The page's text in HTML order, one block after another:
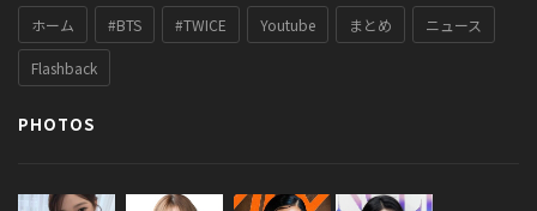
ホーム #BTS #TWICE Youtube まとめ ニュース
Flashback
PHOTOS